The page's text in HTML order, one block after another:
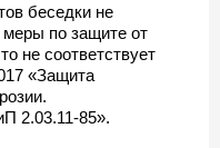
беседки не
по защите от
не соответствует
«Защита
2.03.11-85».